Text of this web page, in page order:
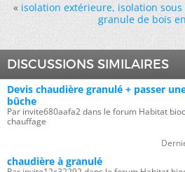
« isolation extérieure, isolation
granule de bois
DISCUSSIONS SIMILAIRES
Devis chaudière granulé + passer
bûche
Par invite680aafa2 dans le forum Habitat
chauffage
chaudière à granulé